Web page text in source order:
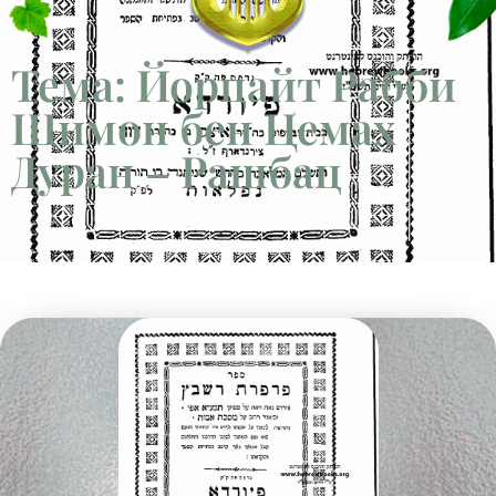
Тема: Йорцайт Рабби
Шимон бен Цемах
Дуран – Рашбац